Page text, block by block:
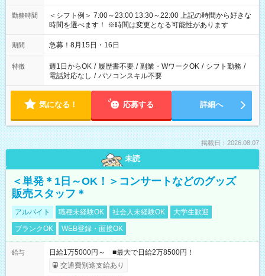
勤務時間
＜シフト例＞ 7:00～23:00 13:30～22:00 上記の時間から好きな
時間を選べます！ ※時間は変更となる可能性があります
期間 急募！8月15日・16日
特徴 週1日からOK / 履歴書不要 / 副業・WワークOK / シフト勤務 /
電話対応なし / パソコンスキル不要
気になる！ 応募する 詳細へ
掲載日：2026.08.07
未読
＜単発＊1日～OK！＞コンサートなどのグッズ
販売スタッフ＊
アルバイト 職種未経験OK 社会人未経験OK
大学生歓迎
ブランクOK
WEB登録・面接OK
給与
日給1万5000円～ ■最大で日給2万8500円！
交通費別途支給あり